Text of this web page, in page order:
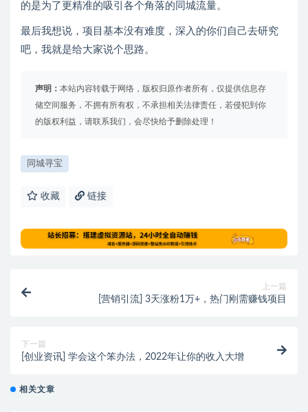
的是为了更精准的吸引各个角落的同城流量。
最后我想说，项目基本没有难度，深入的你们自己去研究
吧，我就是给大家说个思路。
声明： 本站内容转载于网络，版权归原作者所有，仅提供信息存
储空间服务，不拥有所有权，不承担相关法律责任，若侵犯到你
的版权利益，请联系我们，会尽快给予删除处理！
同城寻宝
收藏 链接
上一篇
[营销引流] 3天涨粉1万+，热门刚需赚钱项目
下一篇
[创业资讯] 学会这个笨办法，2022年让你的收入大增
相关文章